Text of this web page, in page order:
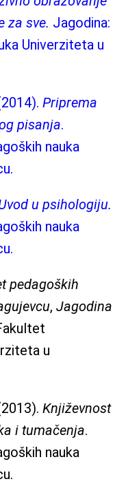
za sve. Jagodina:
Univerziteta u
Priprema
pisanja.
nauka
u psihologiju.
nauka
pedagoških
, Jagodina
u
Književnost
i tumačenja.
nauka